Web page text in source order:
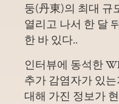
둥(丹東)의 최대 규
열리고 나서 한 달
한 바 있다..
인터뷰에 동석한
추가 감염자가 있
대해 가진 정보가